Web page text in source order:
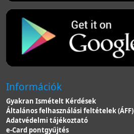
Információk
Gyakran Ismételt Kérdések
Általános felhasználási feltételek (ÁFF)
Adatvédelmi tájékoztató
e-Card pontgyűjtés